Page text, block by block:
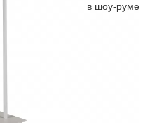
в шоу-руме